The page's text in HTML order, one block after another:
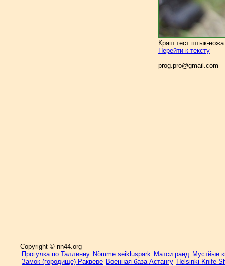
Краш тест штык-
Перейти к тексту
prog.pro@gmail.com
Copyright © nn44.org
Прогулка по Таллинну Nõmme seikluspark Матси ранд Мустйые
Замок (городище) Раквере Военная база Астангу Helsinki Knife